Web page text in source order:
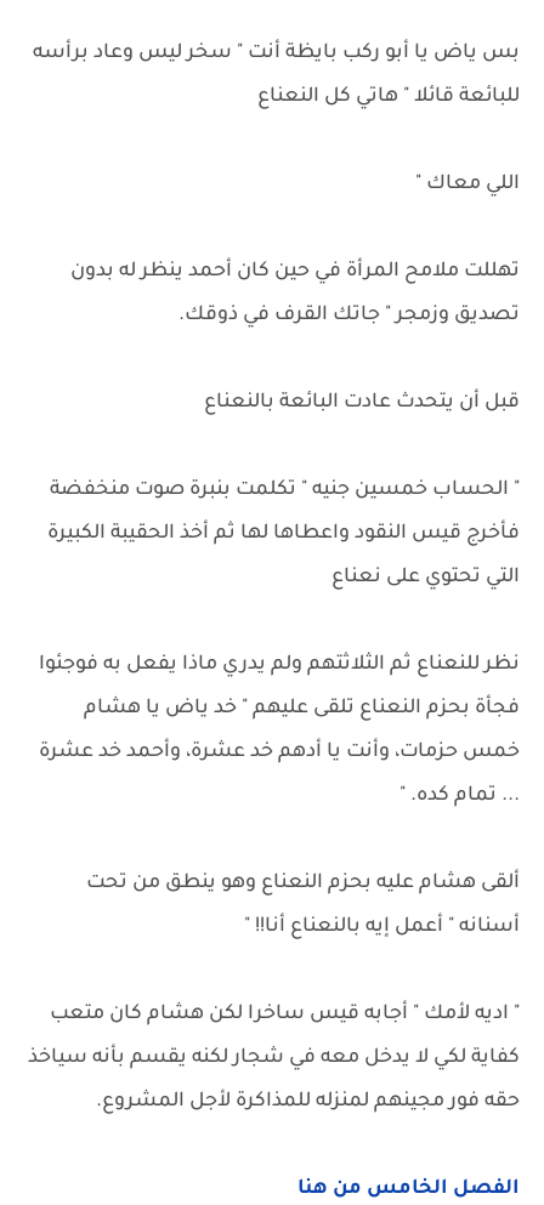
بس ياض يا أبو ركب بايظة أنت " سخر ليس وعاد برأسه
للبائعة قائلا " هاتي كل النعناع
اللي معاك "
تهللت ملامح المرأة في حين كان أحمد ينظر له بدون
تصديق وزمجر " جاتك القرف في ذوقك.
قبل أن يتحدث عادت البائعة بالنعناع
" الحساب خمسين جنيه " تكلمت بنبرة صوت منخفضة
فأخرج قيس النقود واعطاها لها ثم أخذ الحقيبة الكبيرة
التي تحتوي على نعناع
نظر للنعناع ثم الثلاثتهم ولم يدري ماذا يفعل به فوجئوا
فجأة بحزم النعناع تلقى عليهم " خد ياض يا هشام
خمس حزمات، وأنت يا أدهم خد عشرة، وأحمد خد عشرة
... تمام كده. "
ألقى هشام عليه بحزم النعناع وهو ينطق من تحت
أسنانه " أعمل إيه بالنعناع أنا!! "
" اديه لأمك " أجابه قيس ساخرا لكن هشام كان متعب
كفاية لكي لا يدخل معه في شجار لكنه يقسم بأنه سياخذ
حقه فور مجينهم لمنزله للمذاكرة لأجل المشروع.
الفصل الخامس من هنا